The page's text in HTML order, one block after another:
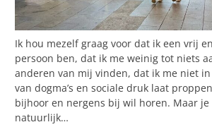
Ik hou mezelf graag voor dat ik een vrij
persoon ben, dat ik me weinig tot niets
anderen van mij vinden, dat ik me niet
van dogma’s en sociale druk laat
bijhoor en nergens bij wil horen. Maar
natuurlijk…